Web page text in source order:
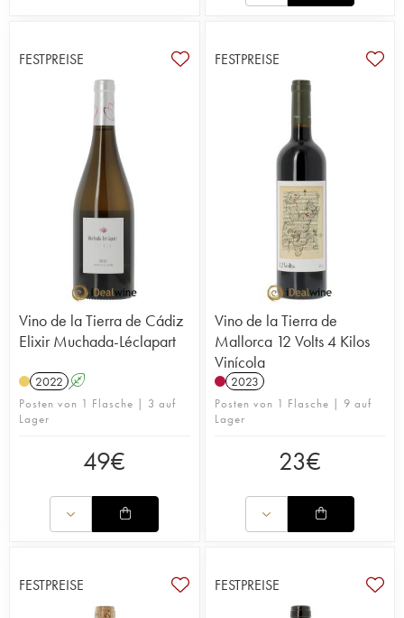
FESTPREISE
Vino de la Tierra de Cádiz
Elixir Muchada-Léclapart
2022 A
Posten von 1 Flasche | 3 auf
Lager
49€
FESTPREISE
Vino de la Tierra de
Mallorca 12 Volts 4 Kilos
Vinícola
2023
Posten von 1 Flasche | 9 auf
Lager
23€
FESTPREISE FESTPREISE